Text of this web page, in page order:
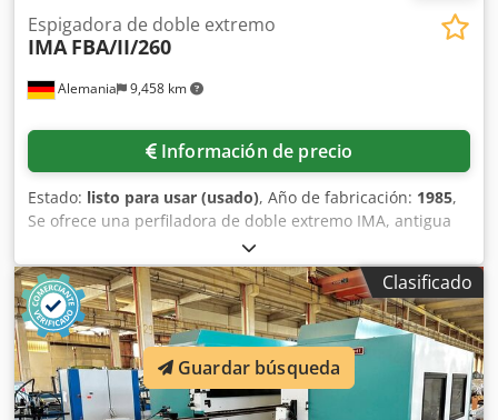
Alemania 9,458 km
Espigadora de doble extremo
IMA FBA/II/260
Información de precio
Estado: listo para usar (usado), Año de fabricación: 1985,
Se ofrece una perfiladora de doble extremo IMA, antigua
pero en perfecto estado de funcionamiento. Ancho de
trabajo: 2000 mm, altura máxima de corte: 35 mm,
dimensiones de la máquina (X/Y/Z): aproximadamente
4000 mm/6000 mm/3000 mm, peso: aproximadamente
3000 kg. Se dispone de documentación. Es posible realizar
una inspección en las instalaciones. Crsdpjzc Rdkjfx Am
Eef
Clasificado
Guardar búsqueda